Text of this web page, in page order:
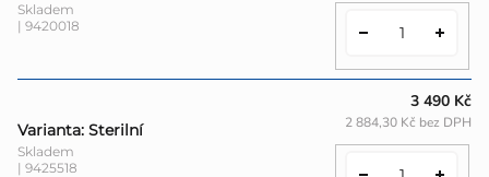
Skladem
| 9420018
Varianta: Sterilní
Skladem
| 9425518
3 490 Kč
2 884,30 Kč bez DPH